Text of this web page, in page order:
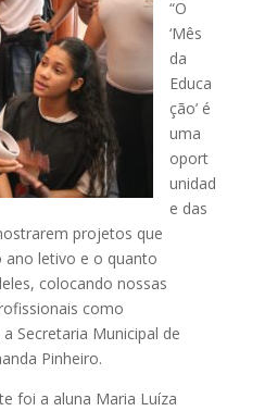
“O
‘Mês
da
Educa
ção’ é
uma
oport
unidad
e das
projetos que
letivo e o quanto
colocando nossas
como
Secretaria Municipal de
Pinheiro.
foi a aluna Maria Luíza